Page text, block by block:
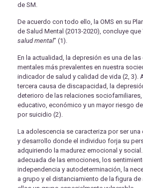
de SM.
De acuerdo con todo ello, la OMS en su
de Salud Mental (2013-2020), concluye que
salud mental” (1).
En la actualidad, la depresión es una de
mentales más prevalentes en nuestra
indicador de salud y calidad de vida (2, 3).
tercera causa de discapacidad, la
deterioro de las relaciones sociofamiliares,
educativo, económico y un mayor riesgo
por suicidio (2).
La adolescencia se caracteriza por ser
y desarrollo donde el individuo forja su
adquiriendo la madurez emocional y
adecuada de las emociones, los
independencia y autodeterminación, la
a grupo y el distanciamiento de la figura